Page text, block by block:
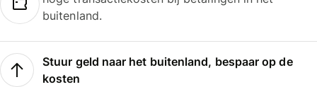
buitenland.
Stuur geld naar het buitenland, bespaar op de
kosten